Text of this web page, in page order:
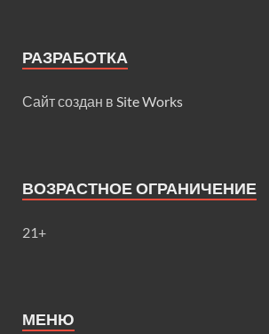
РАЗРАБОТКА
Сайт создан в Site Works
ВОЗРАСТНОЕ ОГРАНИЧЕНИЕ
21+
МЕНЮ